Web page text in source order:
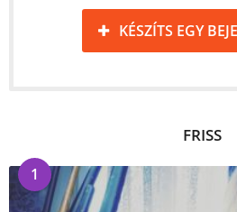
KÉSZÍTS EGY
FRISS
1